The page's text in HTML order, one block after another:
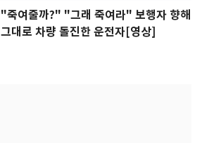
"죽여줄까?" "그래 죽여라" 보행자 향해
그대로 차량 돌진한 운전자[영상]